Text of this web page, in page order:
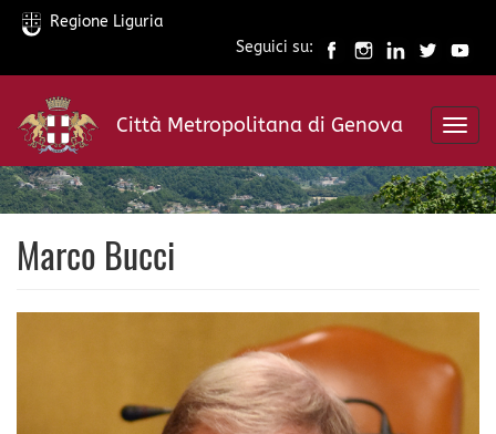
Salta
contenuto
principale
Regione Liguria
Seguici su:
Città Metropolitana di Genova
Marco Bucci